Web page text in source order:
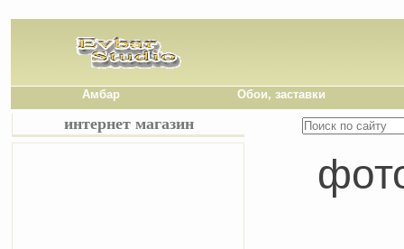
Амбар Обои, заставки
интернет магазин